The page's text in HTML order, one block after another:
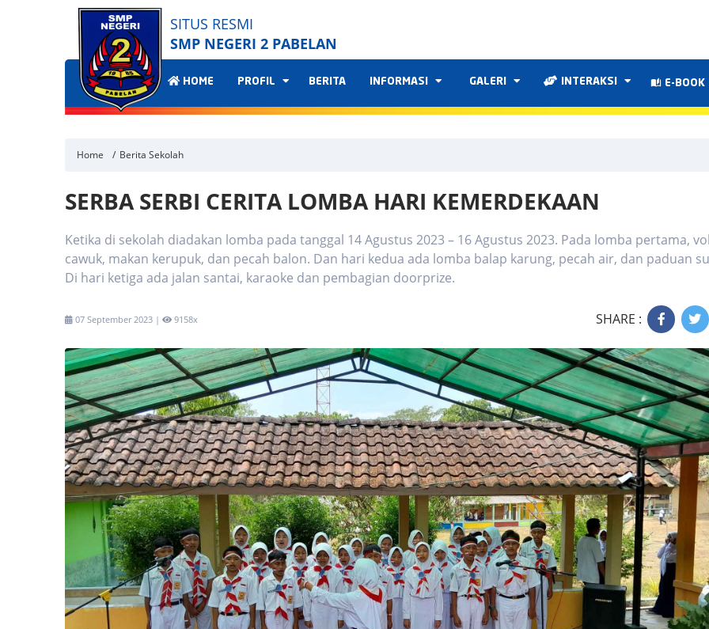
SITUS RESMI
SMP NEGERI 2 PABELAN
HOME PROFIL BERITA INFORMASI GALERI INTERAKSI E-BOOK
Home Berita Sekolah
SERBA SERBI CERITA LOMBA HARI KEMERDEKAAN
Ketika di sekolah diadakan lomba pada tanggal 14 Agustus 2023 – 16 Agustus 2023. Pada lomba pertama,
cawuk, makan kerupuk, dan pecah balon. Dan hari kedua ada lomba balap karung, pecah air, dan paduan
Di hari ketiga ada jalan santai, karaoke dan pembagian doorprize.
07 September 2023 | 9158x SHARE :